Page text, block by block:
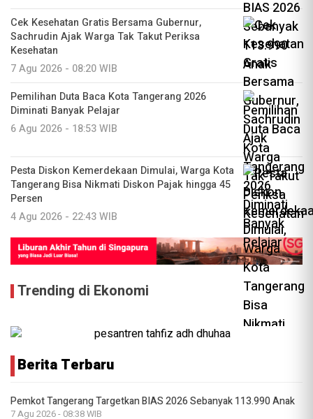
Cek Kesehatan Gratis Bersama Gubernur,
Sachrudin Ajak Warga Tak Takut Periksa
Kesehatan
7 Agu 2026 - 08:20 WIB
Pemilihan Duta Baca Kota Tangerang 2026
Diminati Banyak Pelajar
6 Agu 2026 - 18:53 WIB
Pesta Diskon Kemerdekaan Dimulai, Warga Kota
Tangerang Bisa Nikmati Diskon Pajak hingga 45
Persen
4 Agu 2026 - 22:43 WIB
Trending di Ekonomi
Berita Terbaru
Pemkot Tangerang Targetkan BIAS 2026 Sebanyak 113.990 Anak
7 Agu 2026 - 08:38 WIB